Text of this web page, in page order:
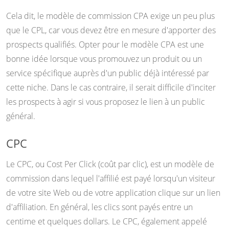
Cela dit, le modèle de commission CPA exige un peu plus
que le CPL, car vous devez être en mesure d'apporter des
prospects qualifiés. Opter pour le modèle CPA est une
bonne idée lorsque vous promouvez un produit ou un
service spécifique auprès d'un public déjà intéressé par
cette niche. Dans le cas contraire, il serait difficile d'inciter
les prospects à agir si vous proposez le lien à un public
général.
CPC
Le CPC, ou Cost Per Click (coût par clic), est un modèle de
commission dans lequel l'affilié est payé lorsqu'un visiteur
de votre site Web ou de votre application clique sur un lien
d'affiliation. En général, les clics sont payés entre un
centime et quelques dollars. Le CPC, également appelé